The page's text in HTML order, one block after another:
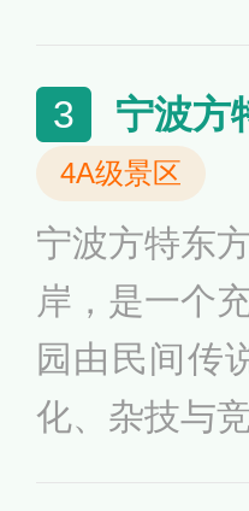
画，一段美
久，文化积
被命名为浙
3 宁波方
4A级景区
宁波方特东
岸，是一个
园由民间传
化、杂技与